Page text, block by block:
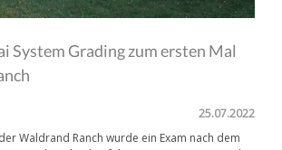
System Grading zum ersten Mal
25.07.2022
Waldrand Ranch wurde ein Exam nach dem